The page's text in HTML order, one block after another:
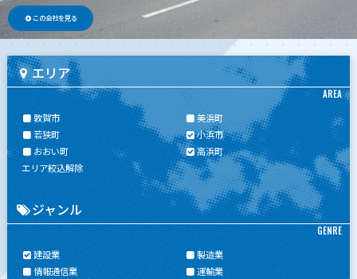
この会社を見る
エリア
AREA
敦賀市
美浜町
若狭町
小浜市
おおい町
高浜町
エリア絞込解除
ジャンル
GENRE
建設業
製造業
情報通信業
運輸業